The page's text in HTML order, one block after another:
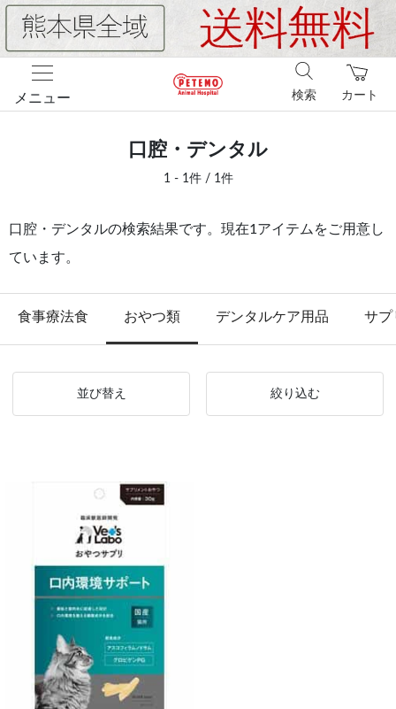
メニュー カート
検索
口腔・デンタル
1 - 1件 / 1件
口腔・デンタルの検索結果です。現在1アイテムをご用意し
ています。
食事療法食 おやつ類 デンタルケア用品 サプ
並び替え 絞り込む